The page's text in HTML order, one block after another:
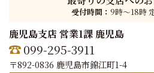
受付時間： 9時〜18時
鹿児島支店 営業1課 鹿児島
099-295-3911
〒892-0836 鹿児島市錦江町1-4